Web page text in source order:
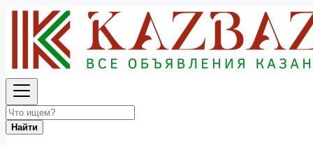
Найти
Транспортные средства
Строительная техника
Все объявления в 50 км around Владикавказ